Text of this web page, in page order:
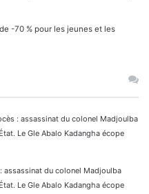
-70 % pour les jeunes et les
: assassinat du colonel Madjoulba
Le Gle Abalo Kadangha écope
assassinat du colonel Madjoulba
Le Gle Abalo Kadangha écope